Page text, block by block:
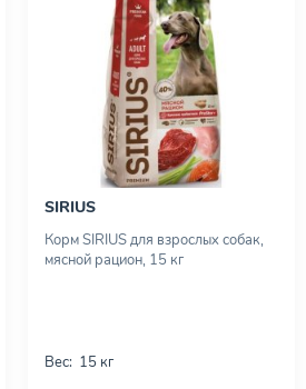
SIRIUS
Корм SIRIUS для взрослых собак,
мясной рацион, 15 кг
Вес: 15 кг